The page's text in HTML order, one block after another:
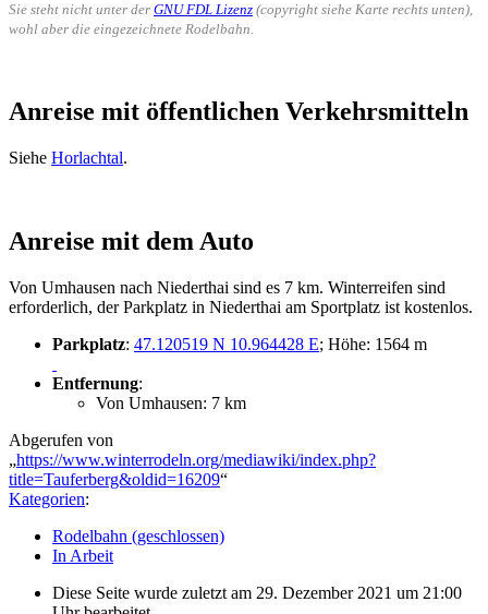
Sie steht nicht unter der GNU FDL Lizenz (copyright siehe Karte rechts unten),
wohl aber die eingezeichnete Rodelbahn.
Anreise mit öffentlichen Verkehrsmitteln
Siehe Horlachtal.
Anreise mit dem Auto
Von Umhausen nach Niederthai sind es 7 km. Winterreifen sind
erforderlich, der Parkplatz in Niederthai am Sportplatz ist kostenlos.
Parkplatz: 47.120519 N 10.964428 E; Höhe: 1564 m
Entfernung:
Von Umhausen: 7 km
Abgerufen von
„https://www.winterrodeln.org/mediawiki/index.php?
title=Tauferberg&oldid=16209“
Kategorien:
Rodelbahn (geschlossen)
In Arbeit
Diese Seite wurde zuletzt am 29. Dezember 2021 um 21:00